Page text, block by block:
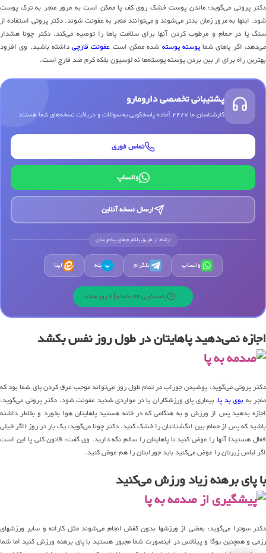
دکتر پروتی می‌گوید: ماندن پوست خشک روی کف پا ممکن است به مرور منجر به ترک پوست
شود. اینها به مرور زمان بدتر می‌شوند و می‌توانند منجر به عفونت شوند. دکتر پروتی استفاده از
سنگ پا در حمام و مرطوب کردن آنها برای سلامت پاها را توصیه می‌کند. دکتر چونا هشدار
می‌دهد، اگر پاهای شماپوسته پوسته شده ممکن است عفونت قارچیداشته باشید. وی افزود
بهترین راه برای از بین بردن پوسته پوسته‌ها نه لوسیون بلکه کرم ضد قارچ است.
پشتیبانی تخصصی دارومارو
کارشناسان ما 24/7 آماده پاسخگویی به سوالات و دریافت نسخه‌های شما هستند
تماس فوری
واتساپ
ارسال نسخه آنلاین
ارتباط از طریق پلتفرم‌های پیام‌رسان
واتساپ تلگرام ب بله ایتا
پاسخگویی 24 ساعته | 7 روز هفته
اجازه نمی‌دهید پاهایتان در طول روز نفس بکشد
دکتر پروتی می‌گوید: پوشیدن جوراب در تمام طول روز می‌تواند موجب عرق کردن پای شما بود که
منجر بهبوی بد پا،بیماری پای ورزشکاران یا در مواردی شدید عفونت شود. دکتر پروتی می‌گوید:
اجازه بدهید پس از ورزش و به هنگامی که در خانه هستید پاهایتان هوا بخورد و بخاطر داشته
باشید که پس از حمام بین انگشتانتان را خشک کنید. دکتر چونا می‌گوید: یک بار در روز (اگر خیلی
فعال هستید) آنها را عوض کنید تا پاهایتان را سالم نگه دارید. وی گفت: قانون کلی پا این است
اگر لباس زیرتان را عوض می‌کنید باید جورابتان را هم عوض کنید.
با پای برهنه زیاد ورزش می‌کنید
دکتر سوترا می‌گوید: بعضی از ورزشها بدون کفش انجام می‌شوند مثل کاراته و سایر ورزشهای
رزمی و همچنین یوگا و پیلاتس در اینصورت شما مجبور هستید با پای برهنه ورزش کنید اما شما